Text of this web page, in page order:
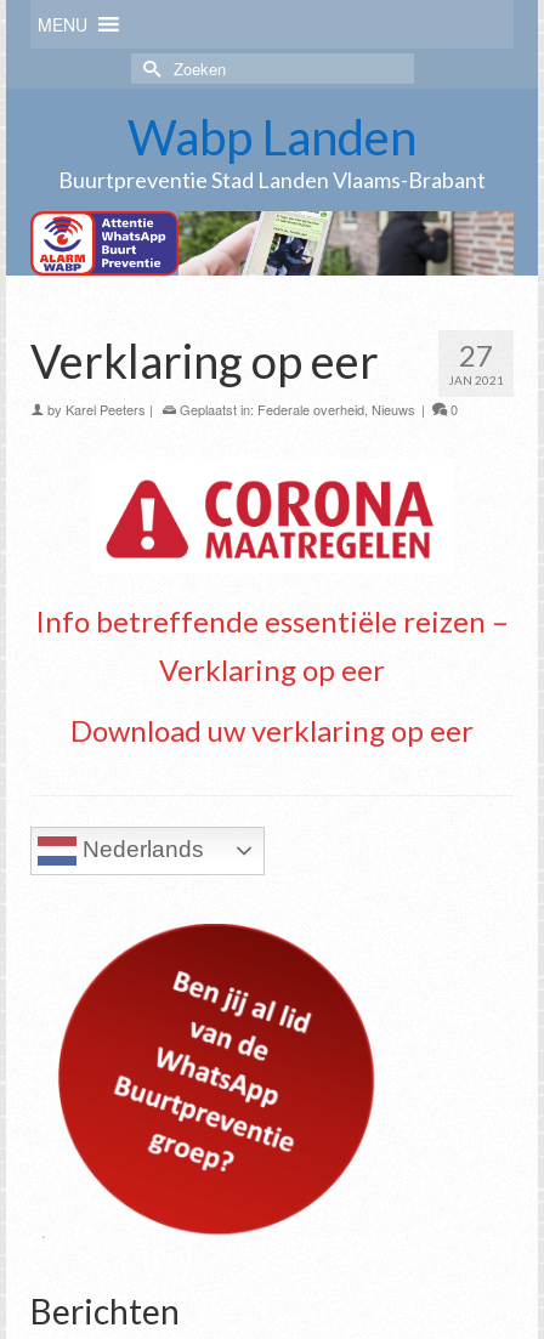
MENU
Zoek
naar:
Wabp Landen
Buurtpreventie Stad Landen Vlaams-Brabant
27
JAN 2021
Verklaring op eer
by Karel Peeters | Geplaatst in: Federale overheid, Nieuws | 0
Info betreffende essentiële reizen –
Verklaring op eer
Download uw verklaring op eer
Nederlands
Berichten